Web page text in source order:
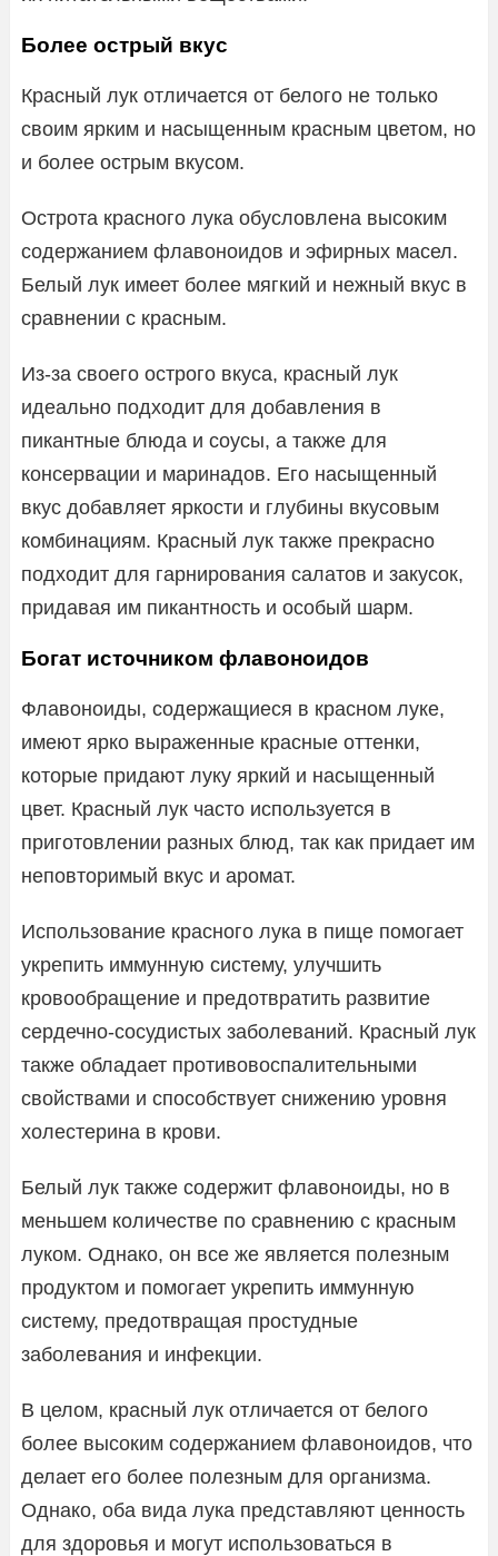
Более острый вкус
Красный лук отличается от белого не только
своим ярким и насыщенным красным цветом, но
и более острым вкусом.
Острота красного лука обусловлена высоким
содержанием флавоноидов и эфирных масел.
Белый лук имеет более мягкий и нежный вкус в
сравнении с красным.
Из-за своего острого вкуса, красный лук
идеально подходит для добавления в
пикантные блюда и соусы, а также для
консервации и маринадов. Его насыщенный
вкус добавляет яркости и глубины вкусовым
комбинациям. Красный лук также прекрасно
подходит для гарнирования салатов и закусок,
придавая им пикантность и особый шарм.
Богат источником флавоноидов
Флавоноиды, содержащиеся в красном луке,
имеют ярко выраженные красные оттенки,
которые придают луку яркий и насыщенный
цвет. Красный лук часто используется в
приготовлении разных блюд, так как придает им
неповторимый вкус и аромат.
Использование красного лука в пище помогает
укрепить иммунную систему, улучшить
кровообращение и предотвратить развитие
сердечно-сосудистых заболеваний. Красный лук
также обладает противовоспалительными
свойствами и способствует снижению уровня
холестерина в крови.
Белый лук также содержит флавоноиды, но в
меньшем количестве по сравнению с красным
луком. Однако, он все же является полезным
продуктом и помогает укрепить иммунную
систему, предотвращая простудные
заболевания и инфекции.
В целом, красный лук отличается от белого
более высоким содержанием флавоноидов, что
делает его более полезным для организма.
Однако, оба вида лука представляют ценность
для здоровья и могут использоваться в